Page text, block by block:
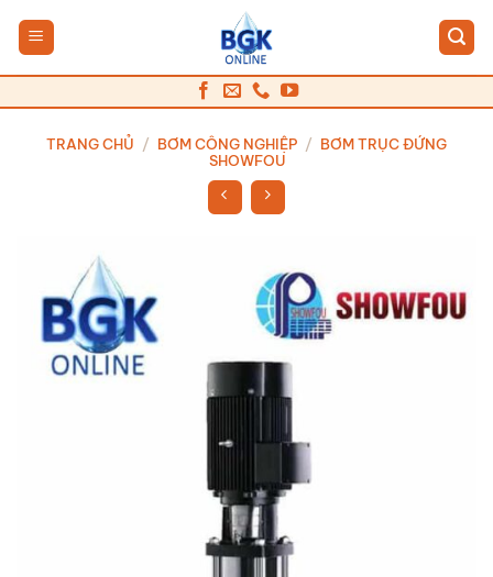
qua
nội
dung
TRANG CHỦ / BƠM CÔNG NGHIỆP / BƠM TRỤC ĐỨNG
SHOWFOU